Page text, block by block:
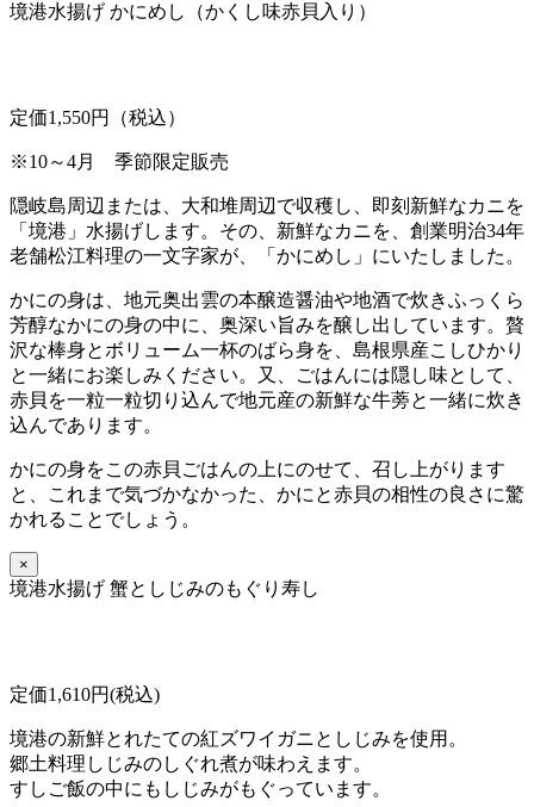
境港水揚げ かにめし（かくし味赤貝入り）
定価1,550円（税込）
※10～4月 季節限定販売
隠岐島周辺または、大和堆周辺で収穫し、即刻新鮮なカニを
「境港」水揚げします。その、新鮮なカニを、創業明治34年
老舗松江料理の一文字家が、「かにめし」にいたしました。
かにの身は、地元奥出雲の本醸造醤油や地酒で炊きふっくら
芳醇なかにの身の中に、奥深い旨みを醸し出しています。贅
沢な棒身とボリューム一杯のばら身を、島根県産こしひかり
と一緒にお楽しみください。又、ごはんには隠し味として、
赤貝を一粒一粒切り込んで地元産の新鮮な牛蒡と一緒に炊き
込んであります。
かにの身をこの赤貝ごはんの上にのせて、召し上がります
と、これまで気づかなかった、かにと赤貝の相性の良さに驚
かれることでしょう。
×
境港水揚げ 蟹としじみのもぐり寿し
定価1,610円(税込)
境港の新鮮とれたての紅ズワイガニとしじみを使用。
郷土料理しじみのしぐれ煮が味わえます。
すしご飯の中にもしじみがもぐっています。